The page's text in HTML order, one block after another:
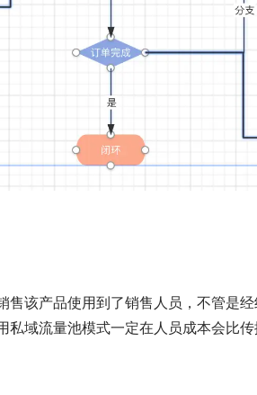
售该产品使用到了销售人员，不管是
私域流量池模式一定在人员成本会比